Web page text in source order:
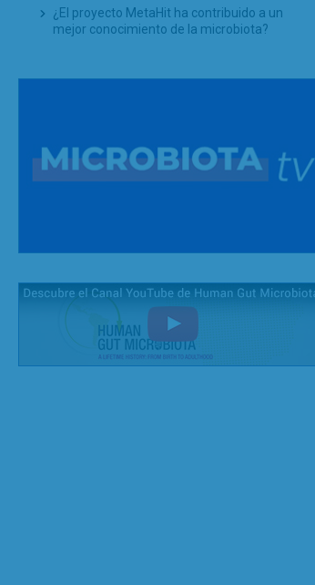
¿El proyecto MetaHit ha contribuido a un
mejor conocimiento de la microbiota?